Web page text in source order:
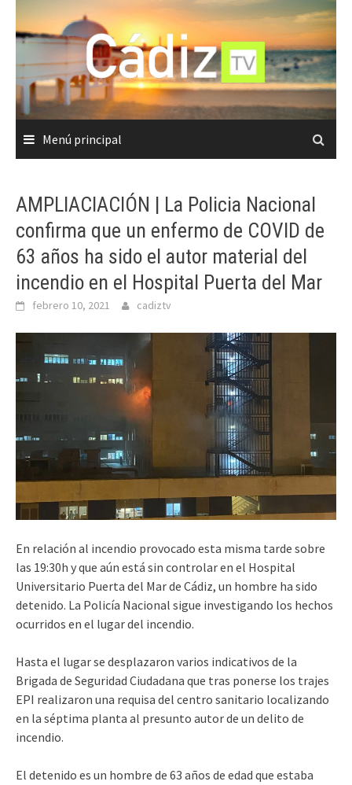
contenido
Menú principal
AMPLIACIACIÓN | La Policia Nacional
confirma que un enfermo de COVID de
63 años ha sido el autor material del
incendio en el Hospital Puerta del Mar
febrero 10, 2021 cadiztv
En relación al incendio provocado esta misma tarde sobre
las 19:30h y que aún está sin controlar en el Hospital
Universitario Puerta del Mar de Cádiz, un hombre ha sido
detenido. La Policía Nacional sigue investigando los hechos
ocurridos en el lugar del incendio.
Hasta el lugar se desplazaron varios indicativos de la
Brigada de Seguridad Ciudadana que tras ponerse los trajes
EPI realizaron una requisa del centro sanitario localizando
en la séptima planta al presunto autor de un delito de
incendio.
El detenido es un hombre de 63 años de edad que estaba